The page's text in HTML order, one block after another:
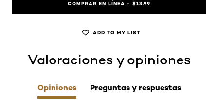
COMPRAR EN LÍNEA - $13.99
ADD TO MY LIST
skip tab component
Valoraciones y opiniones
Opiniones Preguntas y respuestas